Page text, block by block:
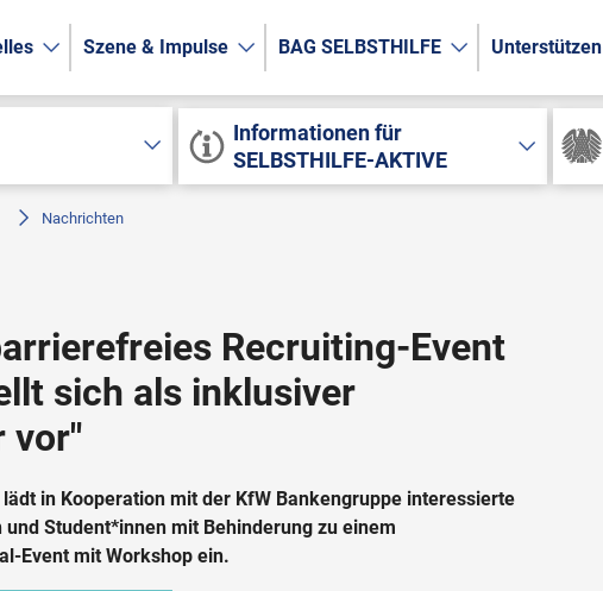
Szene & Impulse BAG SELBSTHILFE Unterstützen
Informationen für
SELBSTHILFE-AKTIVE
Nachrichten
Recruiting-Event
sich als inklusiver
vor"
lädt in Kooperation mit der KfW Bankengruppe interessierte
Student*innen mit Behinderung zu einem
Event mit Workshop ein.